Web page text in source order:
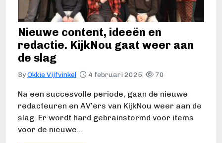
Nieuwe content, ideeën en
redactie. KijkNou gaat weer aan
de slag
ByOkkie Vijfvinkel 4 februari 2025 70
Na een succesvolle periode, gaan de nieuwe
redacteuren en AV’ers van KijkNou weer aan de
slag. Er wordt hard gebrainstormd voor items
voor de nieuwe…